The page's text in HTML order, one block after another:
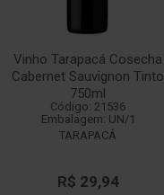
Vinho Tarapacá Cosecha
Cabernet Sauvignon Tinto
750ml
Código: 21536
Embalagem: UN/1
TARAPACÁ
R$ 29,94